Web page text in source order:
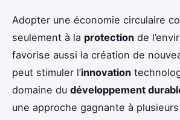
Adopter une économie circulaire
seulement à la protection de
favorise aussi la création de
peut stimuler l’innovation
domaine du développement
une approche gagnante à